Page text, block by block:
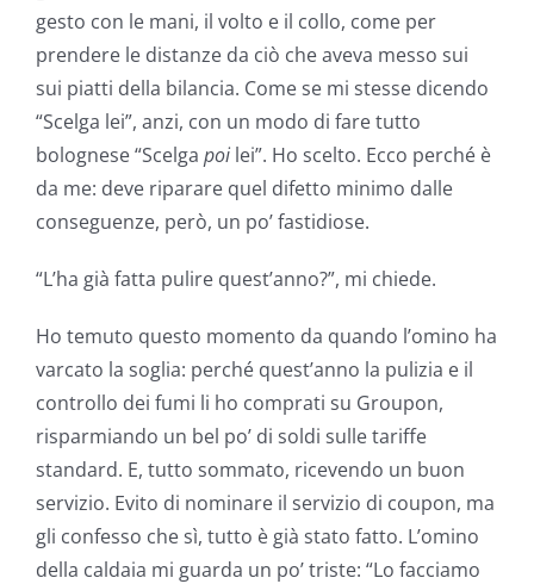
gesto con le mani, il volto e il collo, come per
prendere le distanze da ciò che aveva messo sui
sui piatti della bilancia. Come se mi stesse dicendo
“Scelga lei”, anzi, con un modo di fare tutto
bolognese “Scelga poi lei”. Ho scelto. Ecco perché è
da me: deve riparare quel difetto minimo dalle
conseguenze, però, un po’ fastidiose.
“L’ha già fatta pulire quest’anno?”, mi chiede.
Ho temuto questo momento da quando l’omino ha
varcato la soglia: perché quest’anno la pulizia e il
controllo dei fumi li ho comprati su Groupon,
risparmiando un bel po’ di soldi sulle tariffe
standard. E, tutto sommato, ricevendo un buon
servizio. Evito di nominare il servizio di coupon, ma
gli confesso che sì, tutto è già stato fatto. L’omino
della caldaia mi guarda un po’ triste: “Lo facciamo